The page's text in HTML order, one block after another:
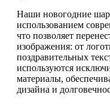
Наши новогодние
использованием
что позволяет
изображения: от
поздравительных
используются
материалы,
дизайна и